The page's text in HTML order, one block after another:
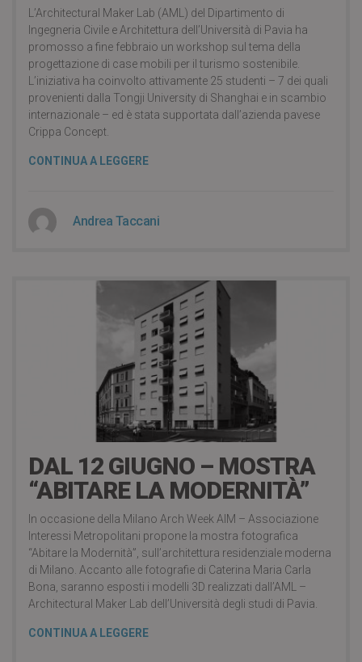
L’Architectural Maker Lab (AML) del Dipartimento di
Ingegneria Civile e Architettura dell’Università di Pavia ha
promosso a fine febbraio un workshop sul tema della
progettazione di case mobili per il turismo sostenibile.
L’iniziativa ha coinvolto attivamente 25 studenti – 7 dei quali
provenienti dalla Tongji University di Shanghai e in scambio
internazionale – ed è stata supportata dall’azienda pavese
Crippa Concept.
CONTINUA A LEGGERE
Andrea Taccani
DAL 12 GIUGNO – MOSTRA
“ABITARE LA MODERNITÀ”
In occasione della Milano Arch Week AIM – Associazione
Interessi Metropolitani propone la mostra fotografica
“Abitare la Modernità”, sull’architettura residenziale moderna
di Milano. Accanto alle fotografie di Caterina Maria Carla
Bona, saranno esposti i modelli 3D realizzati dall’AML –
Architectural Maker Lab dell’Università degli studi di Pavia.
CONTINUA A LEGGERE